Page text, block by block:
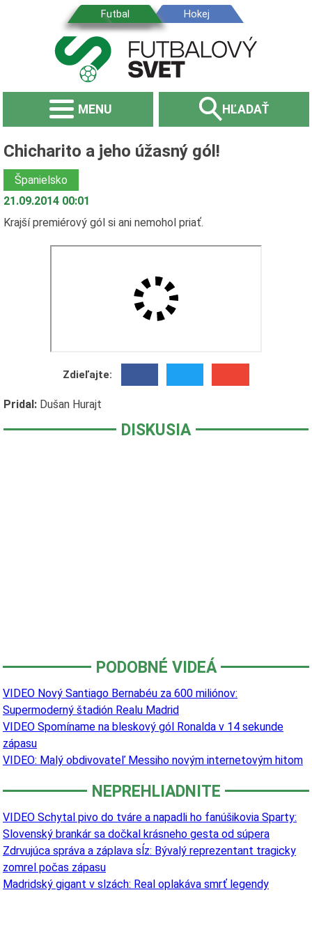
MENU HĽADAŤ
Chicharito a jeho úžasný gól!
Španielsko
21.09.2014 00:01
Krajší premiérový gól si ani nemohol priať.
Zdieľajte:
Pridal: Dušan Hurajt
DISKUSIA
PODOBNÉ VIDEÁ
VIDEO Nový Santiago Bernabéu za 600 miliónov:
Supermoderný štadión Realu Madrid
VIDEO Spomíname na bleskový gól Ronalda v 14 sekunde
zápasu
VIDEO: Malý obdivovateľ Messiho novým internetovým hitom
NEPREHLIADNITE
VIDEO Schytal pivo do tváre a napadli ho fanúšikovia Sparty:
Slovenský brankár sa dočkal krásneho gesta od súpera
Zdrvujúca správa a záplava sĺz: Bývalý reprezentant tragicky
zomrel počas zápasu
Madridský gigant v slzách: Real oplakáva smrť legendy